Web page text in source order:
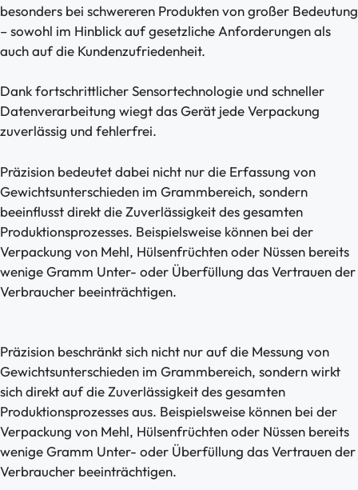
besonders bei schwereren Produkten von großer Bedeutung
– sowohl im Hinblick auf gesetzliche Anforderungen als
auch auf die Kundenzufriedenheit.
Dank fortschrittlicher Sensortechnologie und schneller
Datenverarbeitung wiegt das Gerät jede Verpackung
zuverlässig und fehlerfrei.
Präzision bedeutet dabei nicht nur die Erfassung von
Gewichtsunterschieden im Grammbereich, sondern
beeinflusst direkt die Zuverlässigkeit des gesamten
Produktionsprozesses. Beispielsweise können bei der
Verpackung von Mehl, Hülsenfrüchten oder Nüssen bereits
wenige Gramm Unter- oder Überfüllung das Vertrauen der
Verbraucher beeinträchtigen.
Präzision beschränkt sich nicht nur auf die Messung von
Gewichtsunterschieden im Grammbereich, sondern wirkt
sich direkt auf die Zuverlässigkeit des gesamten
Produktionsprozesses aus. Beispielsweise können bei der
Verpackung von Mehl, Hülsenfrüchten oder Nüssen bereits
wenige Gramm Unter- oder Überfüllung das Vertrauen der
Verbraucher beeinträchtigen.